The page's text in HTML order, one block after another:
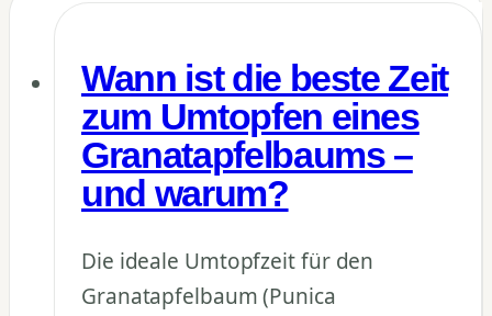
Wann ist die beste Zeit
zum Umtopfen eines
Granatapfelbaums –
und warum?
Die ideale Umtopfzeit für den
Granatapfelbaum (Punica